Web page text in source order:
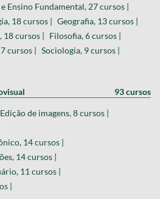
e Ensino Fundamental, 27 cursos |
18 cursos | Geografia, 13 cursos |
18 cursos | Filosofia, 6 cursos |
cursos | Sociologia, 9 cursos |
93 cursos
Edição de imagens, 8 cursos |
14 cursos |
14 cursos |
11 cursos |
|